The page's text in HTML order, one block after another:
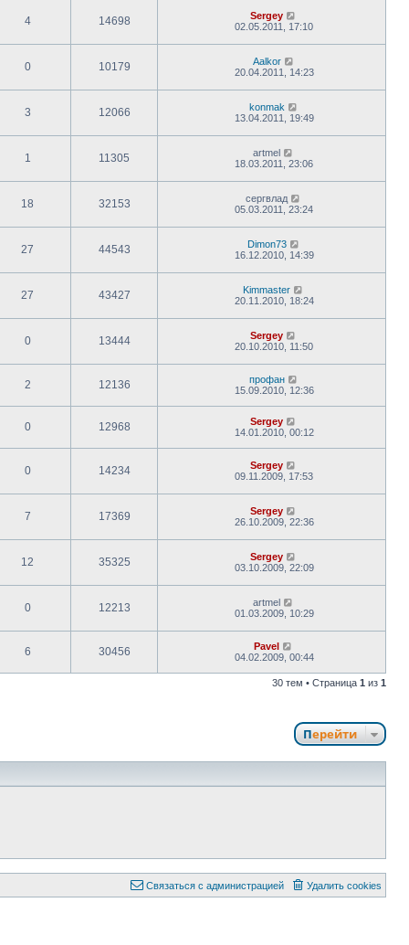
4 14698
Sergey
02.05.2011, 17:10
0 10179
Aalkor
20.04.2011, 14:23
3 12066
konmak
13.04.2011, 19:49
1 11305
artmel
18.03.2011, 23:06
18 32153
сергвлад
05.03.2011, 23:24
27 44543
Dimon73
16.12.2010, 14:39
27 43427
Kimmaster
20.11.2010, 18:24
0 13444
Sergey
20.10.2010, 11:50
2 12136
профан
15.09.2010, 12:36
0 12968
Sergey
14.01.2010, 00:12
0 14234
Sergey
09.11.2009, 17:53
7 17369
Sergey
26.10.2009, 22:36
12 35325
Sergey
03.10.2009, 22:09
0 12213
artmel
01.03.2009, 10:29
6 30456
Pavel
04.02.2009, 00:44
30 тем • Страница 1 из 1
Перейти
Удалить cookies
Связаться с администрацией